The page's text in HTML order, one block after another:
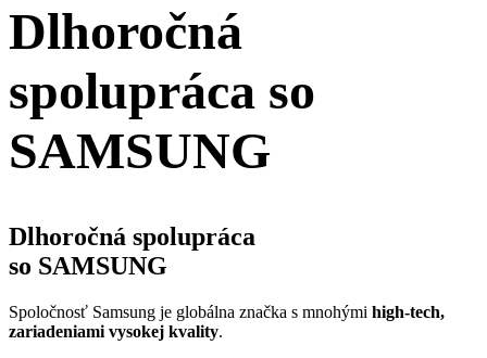
Dlhoročná
spolupráca so
SAMSUNG
Dlhoročná spolupráca
so SAMSUNG
Spoločnosť Samsung je globálna značka s mnohými high-tech,
zariadeniami vysokej kvality.